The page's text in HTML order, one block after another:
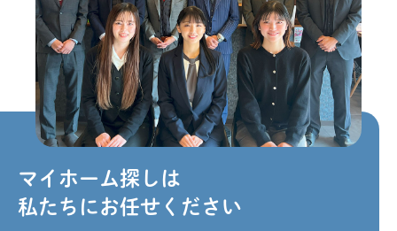
マイホーム探しは
私たちにお任せください